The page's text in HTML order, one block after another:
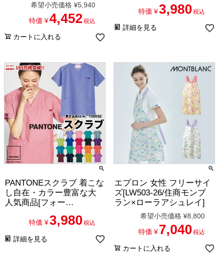
希望小売価格 ¥5,940
特価 ¥4,452 税込
カートに入れる
特価 ¥3,980 税込
詳細を見る
PANTONEスクラブ 着こな
し自在・カラー豊富な大
人気商品[フォー
特価 ¥3,980 税込
詳細を見る
エプロン 女性 フリーサイ
ズ[LW503-26/住商モンブ
ラン×ローラアシュレイ]
希望小売価格 ¥8,800
特価 ¥ 7,040 税込
カートに入れる